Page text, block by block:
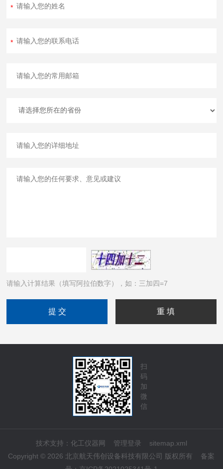
请输入计算结果（填写阿拉伯数字），如：三加四=7
扫
码
加
微
信
技术支持： 化工仪器网 管理登录
sitemap.xml
Copyright © 2026 北京航天伟创设备科技有限公司 版权所有 备案